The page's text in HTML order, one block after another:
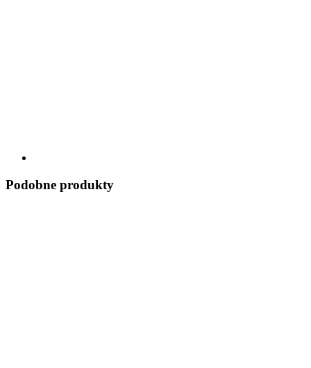
Podobne produkty